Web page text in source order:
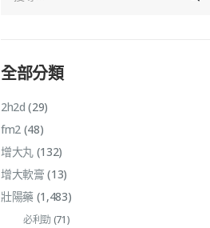
全部分類
2h2d (29)
fm2(48)
增大丸(132)
增大軟膏 (13)
壯陽藥(1,483)
必利勁(71)